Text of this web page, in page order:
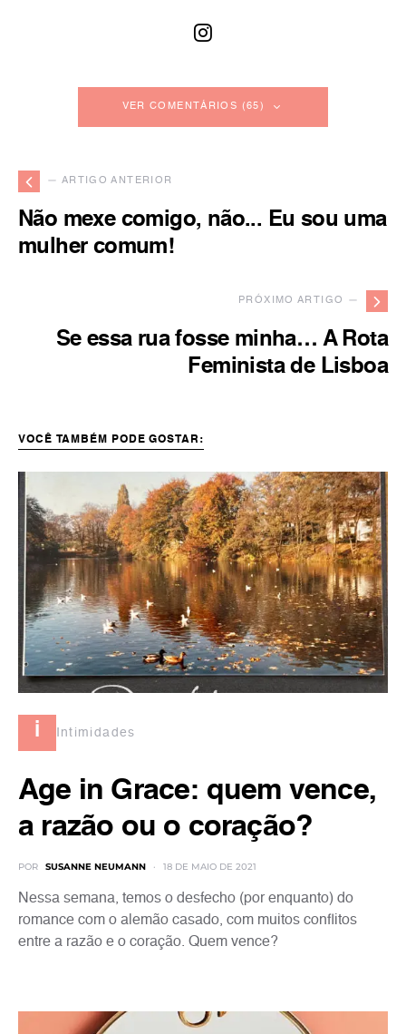
VER COMENTÁRIOS (65)
— ARTIGO ANTERIOR
Não mexe comigo, não... Eu sou uma
mulher comum!
PRÓXIMO ARTIGO —
Se essa rua fosse minha… A Rota
Feminista de Lisboa
VOCÊ TAMBÉM PODE GOSTAR:
i Intimidades
Age in Grace: quem vence,
a razão ou o coração?
POR SUSANNE NEUMANN 18 DE MAIO DE 2021
Nessa semana, temos o desfecho (por enquanto) do
romance com o alemão casado, com muitos conflitos
entre a razão e o coração. Quem vence?